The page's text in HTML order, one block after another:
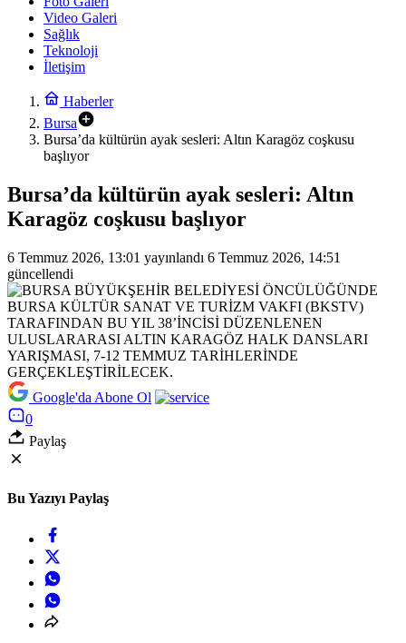
Video Galeri
Sağlık
Teknoloji
İletişim
Haberler
Bursa
Bursa’da kültürün ayak sesleri: Altın Karagöz coşkusu
başlıyor
Bursa’da kültürün ayak sesleri: Altın
Karagöz coşkusu başlıyor
6 Temmuz 2026, 13:01 yayınlandı 6 Temmuz 2026, 14:51
güncellendi
Google'da Abone Ol
0
Paylaş
Bu Yazıyı Paylaş